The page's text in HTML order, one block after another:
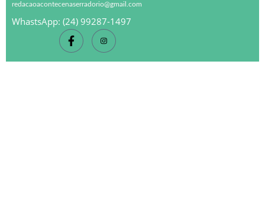
redacaoacontecenaserradorio@gmail.com
WhastsApp: (24) 99287-1497